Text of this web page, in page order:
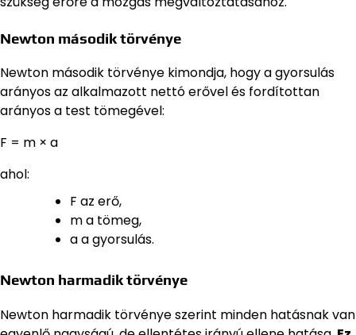
Newton második törvénye
Newton második törvénye kimondja, hogy a gyorsulás
arányos az alkalmazott nettó erővel és fordítottan
arányos a test tömegével:
F = m × a
ahol:
F az erő,
m a tömeg,
a a gyorsulás.
Newton harmadik törvénye
Newton harmadik törvénye szerint minden hatásnak van